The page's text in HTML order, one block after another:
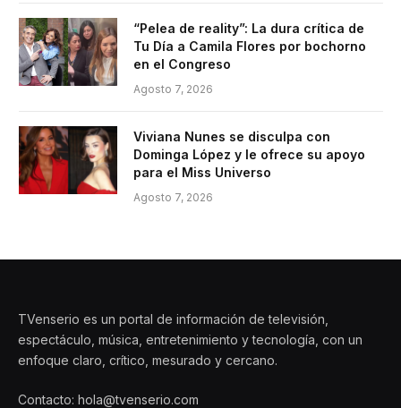
“Pelea de reality”: La dura crítica de
Tu Día a Camila Flores por bochorno
en el Congreso
Agosto 7, 2026
Viviana Nunes se disculpa con
Dominga López y le ofrece su apoyo
para el Miss Universo
Agosto 7, 2026
TVenserio es un portal de información de televisión,
espectáculo, música, entretenimiento y tecnología, con un
enfoque claro, crítico, mesurado y cercano.
Contacto: hola@tvenserio.com